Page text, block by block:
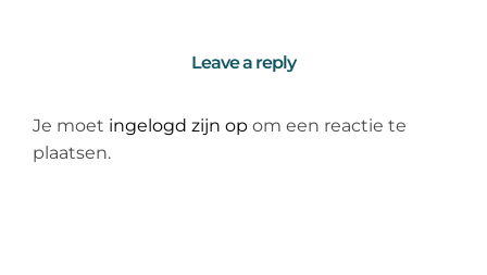
Leave a reply
Je moet ingelogd zijn op om een reactie te
plaatsen.